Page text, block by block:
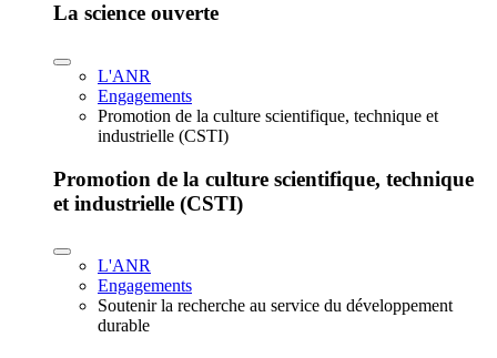
La science ouverte
L'ANR
Engagements
Promotion de la culture scientifique, technique et
industrielle (CSTI)
Promotion de la culture scientifique, technique
et industrielle (CSTI)
L'ANR
Engagements
Soutenir la recherche au service du développement
durable